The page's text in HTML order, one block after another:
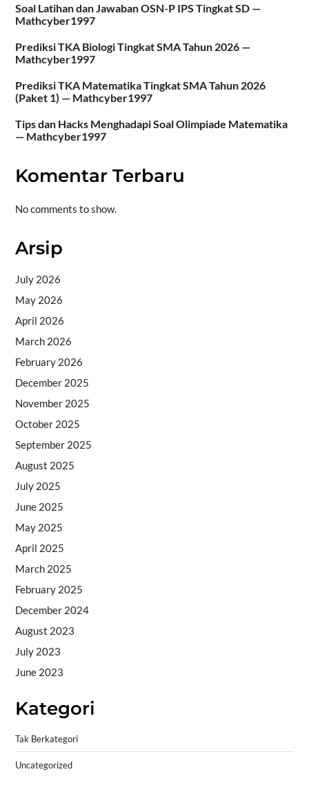
Soal Latihan dan Jawaban OSN-P IPS Tingkat SD —
Mathcyber1997
Prediksi TKA Biologi Tingkat SMA Tahun 2026 —
Mathcyber1997
Prediksi TKA Matematika Tingkat SMA Tahun 2026
(Paket 1) — Mathcyber1997
Tips dan Hacks Menghadapi Soal Olimpiade Matematika
— Mathcyber1997
Komentar Terbaru
No comments to show.
Arsip
July 2026
May 2026
April 2026
March 2026
February 2026
December 2025
November 2025
October 2025
September 2025
August 2025
July 2025
June 2025
May 2025
April 2025
March 2025
February 2025
December 2024
August 2023
July 2023
June 2023
Kategori
Tak Berkategori
Uncategorized